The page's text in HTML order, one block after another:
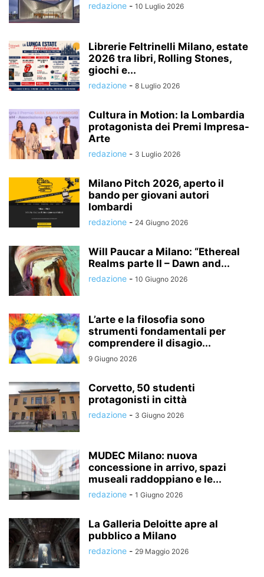
redazione - 10 Luglio 2026
Librerie Feltrinelli Milano, estate
2026 tra libri, Rolling Stones,
giochi e...
redazione - 8 Luglio 2026
Cultura in Motion: la Lombardia
protagonista dei Premi Impresa-
Arte
redazione - 3 Luglio 2026
Milano Pitch 2026, aperto il
bando per giovani autori
lombardi
redazione - 24 Giugno 2026
Will Paucar a Milano: “Ethereal
Realms parte II – Dawn and...
redazione - 10 Giugno 2026
L’arte e la filosofia sono
strumenti fondamentali per
comprendere il disagio...
9 Giugno 2026
Corvetto, 50 studenti
protagonisti in città
redazione - 3 Giugno 2026
MUDEC Milano: nuova
concessione in arrivo, spazi
museali raddoppiano e le...
redazione - 1 Giugno 2026
La Galleria Deloitte apre al
pubblico a Milano
redazione - 29 Maggio 2026